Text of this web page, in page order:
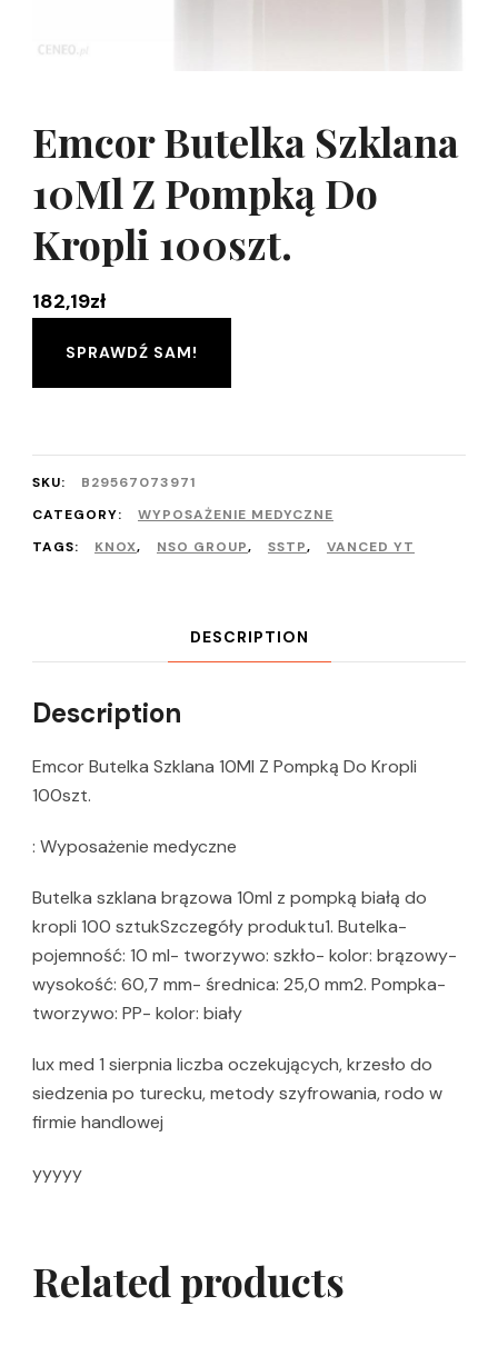
Emcor Butelka Szklana
10Ml Z Pompką Do
Kropli 100szt.
182,19zł
SPRAWDŹ SAM!
SKU:
B29567073971
CATEGORY:
WYPOSAŻENIE MEDYCZNE
TAGS:
KNOX, NSO GROUP, SSTP, VANCED YT
DESCRIPTION
Description
Emcor Butelka Szklana 10Ml Z Pompką Do Kropli
100szt.
: Wyposażenie medyczne
Butelka szklana brązowa 10ml z pompką białą do
kropli 100 sztukSzczegóły produktu1. Butelka-
pojemność: 10 ml- tworzywo: szkło- kolor: brązowy-
wysokość: 60,7 mm- średnica: 25,0 mm2. Pompka-
tworzywo: PP- kolor: biały
lux med 1 sierpnia liczba oczekujących, krzesło do
siedzenia po turecku, metody szyfrowania, rodo w
firmie handlowej
yyyyy
Related products